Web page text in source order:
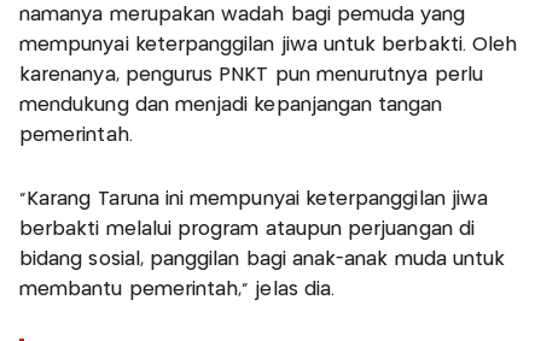
namanya merupakan wadah bagi pemuda yang
mempunyai keterpanggilan jiwa untuk berbakti. Oleh
karenanya, pengurus PNKT pun menurutnya perlu
mendukung dan menjadi kepanjangan tangan
pemerintah.
"Karang Taruna ini mempunyai keterpanggilan jiwa
berbakti melalui program ataupun perjuangan di
bidang sosial, panggilan bagi anak-anak muda untuk
membantu pemerintah," jelas dia.